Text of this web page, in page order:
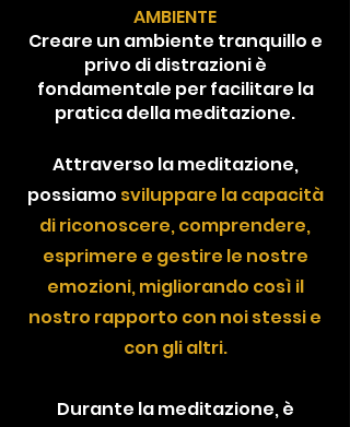
AMBIENTE
Creare un ambiente tranquillo e
privo di distrazioni è
fondamentale per facilitare la
pratica della meditazione.
Attraverso la meditazione,
possiamo sviluppare la capacità
di riconoscere, comprendere,
esprimere e gestire le nostre
emozioni, migliorando così il
nostro rapporto con noi stessi e
con gli altri.
Durante la meditazione, è